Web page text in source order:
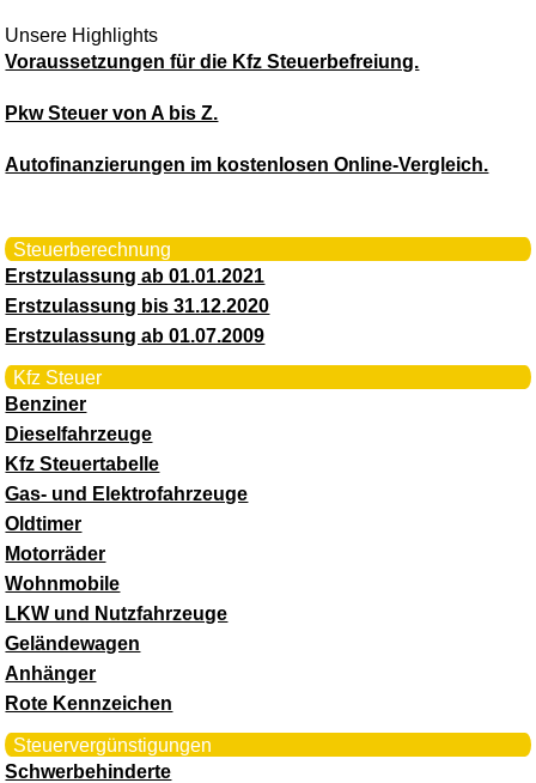
Unsere Highlights
Voraussetzungen für die Kfz Steuerbefreiung.
Pkw Steuer von A bis Z.
Autofinanzierungen im kostenlosen Online-Vergleich.
Steuerberechnung
Erstzulassung ab 01.01.2021
Erstzulassung bis 31.12.2020
Erstzulassung ab 01.07.2009
Kfz Steuer
Benziner
Dieselfahrzeuge
Kfz Steuertabelle
Gas- und Elektrofahrzeuge
Oldtimer
Motorräder
Wohnmobile
LKW und Nutzfahrzeuge
Geländewagen
Anhänger
Rote Kennzeichen
Steuervergünstigungen
Schwerbehinderte